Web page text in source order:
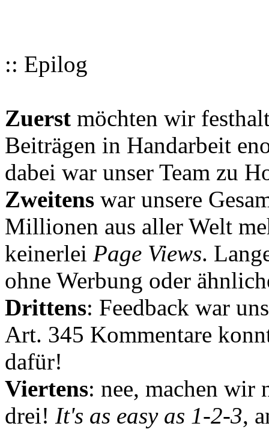
:: Epilog
Zuerst möchten wir
Beiträgen in Handarbeit
dabei war unser Team zu
Zweitens war unsere
Millionen aus aller Welt
keinerlei Page Views.
ohne Werbung oder
Drittens: Feedback war
Art. 345 Kommentare
dafür!
Viertens: nee, machen wir
drei! It's as easy as 1-2-3,